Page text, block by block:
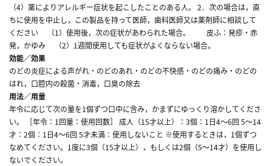
（4）薬によりアレルギー症状を起こしたことのある人。 2．次の場合は，直
ちに使用を中止し，この製品を持って医師，歯科医師又は薬剤師に相談して
ください （1）使用後，次の症状があわられた場合。 皮ふ：発疹・赤
発，かゆみ （2）1週間使用しても症状がよくならない場合。
効能／効果
のどの炎症による声がれ・のどのあれ・のどの不快感・のどの痛み・のどの
はれ，口腔内の殺菌・消毒，口臭の除去
用法／用量
年令に応じて次の量を1個ずつ口中に含み，かまずにゆっくり溶かしてくださ
い。 ［年令：1回量：使用回数］ 成人（15才以上）：3個：1日4～6回 5～14
才：2個：1日4～6回 5才未満：使用しないこと ※使用するときは，1個ずつ
なめてください。1度に3個（15才以上），もしくは2個（5～14才）を使用し
ないでください。